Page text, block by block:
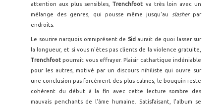
attention aux plus sensibles,Trenchfoot va très loin avec un
mélange des genres, qui pousse même jusqu'au slasher par
endroits.
Le sourire narquois omniprésent de Sid aurait de quoi lasser sur
la longueur, et si vous n'êtes pas clients de la violence gratuite,
Trenchfootpourrait vous effrayer. Plaisir cathartique indéniable
pour les autres, motivé par un discours nihiliste qui ouvre sur
une conclusion pas forcément des plus calmes, le bouquin reste
cohérent du début à la fin avec cette lecture sombre des
mauvais penchants de l'âme humaine. Satisfaisant, l'album se